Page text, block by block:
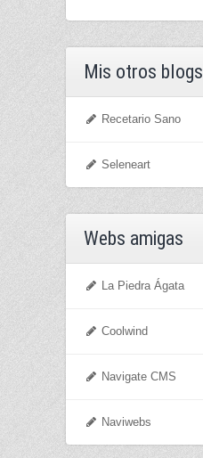
Mis otros blogs
Recetario Sano
Seleneart
Webs amigas
La Piedra Ágata
Coolwind
Navigate CMS
Naviwebs